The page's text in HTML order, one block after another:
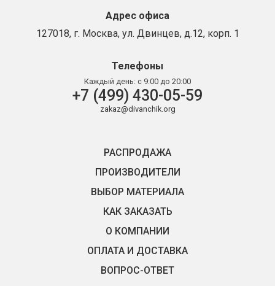
Адрес офиса
127018, г. Москва, ул. Двинцев, д.12, корп. 1
Телефоны
Каждый день: с 9:00 до 20:00
+7 (499) 430-05-59
zakaz@divanchik.org
РАСПРОДАЖА
ПРОИЗВОДИТЕЛИ
ВЫБОР МАТЕРИАЛА
КАК ЗАКАЗАТЬ
О КОМПАНИИ
ОПЛАТА И ДОСТАВКА
ВОПРОС-ОТВЕТ